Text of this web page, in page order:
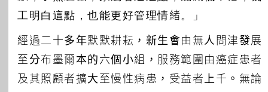
工明白這點，也能更好管理情緒。」
經過二十多年默默耕耘，新生會由無人問津發展
至分布墨爾本的六個小組，服務範圍由癌症患者
及其照顧者擴大至慢性病患，受益者上千。無論